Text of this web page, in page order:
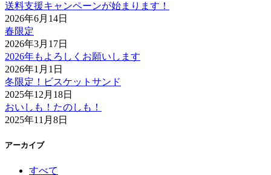
送料支援キャンペーンが始まります！
2026年6月14日
春限定
2026年3月17日
2026年もよろしくお願いします
2026年1月1日
冬限定！ビスケットサンド
2025年12月18日
おいしも！たのしも！
2025年11月8日
アーカイブ
すべて